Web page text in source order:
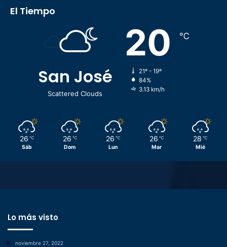
El Tiempo
San José
Scattered Clouds
20 ℃
21º - 19º
84%
3.13 km/h
26 ℃
Sáb
26 ℃
Dom
26 ℃
Lun
26 ℃
Mar
28 ℃
Mié
Lo más visto
noviembre 27, 2022